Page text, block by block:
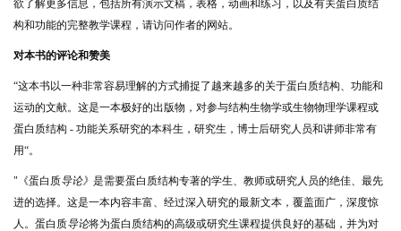
欲了解更多信息，包括所有演示文稿，表格，动画和练习，以及有关蛋白质结
构和功能的完整教学课程，请访问作者的网站。
对本书的评论和赞美
“这本书以一种非常容易理解的方式捕捉了越来越多的关于蛋白质结构、功能和
运动的文献。这是一本极好的出版物，对参与结构生物学或生物物理学课程或
蛋白质结构 - 功能关系研究的本科生，研究生，博士后研究人员和讲师非常有
用“。
"《蛋白质导论》 是需要蛋白质结构专著的学生、教师或研究人员的绝佳、最先
进的选择。这是一本内容丰富、经过深入研究的最新文本，覆盖面广，深度惊
人。 蛋白质导论将为蛋白质结构的高级或研究生课程提供良好的基础，并为对